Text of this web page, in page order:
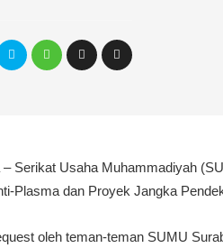
– Serikat Usaha Muhammadiyah
Plasma dan Proyek Jangka
oleh teman-teman SUMU